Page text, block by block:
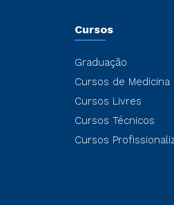
Cursos
Graduação
Cursos de Medicina
Cursos Livres
Cursos Técnicos
Cursos